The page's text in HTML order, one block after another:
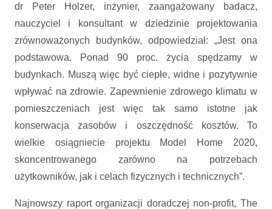
dr Peter Holzer, inżynier, zaangażowany badacz,
nauczyciel i konsultant w dziedzinie projektowania
zrównoważonych budynków, odpowiedział: „Jest ona
podstawowa. Ponad 90 proc. życia spędzamy w
budynkach. Muszą więc być ciepłe, widne i pozytywnie
wpływać na zdrowie. Zapewnienie zdrowego klimatu w
pomieszczeniach jest więc tak samo istotne jak
konserwacja zasobów i oszczędność kosztów. To
wielkie osiągniecie projektu Model Home 2020,
skoncentrowanego zarówno na potrzebach
użytkowników, jak i celach fizycznych i technicznych”.
Najnowszy raport organizacji doradczej non-profit, The